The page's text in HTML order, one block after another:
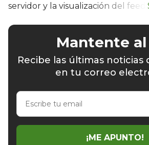
servidor y la visualización del feed.
Mantente
Recibe las últimas
en tu correo
Escribe
email
¡ME APUNTO!